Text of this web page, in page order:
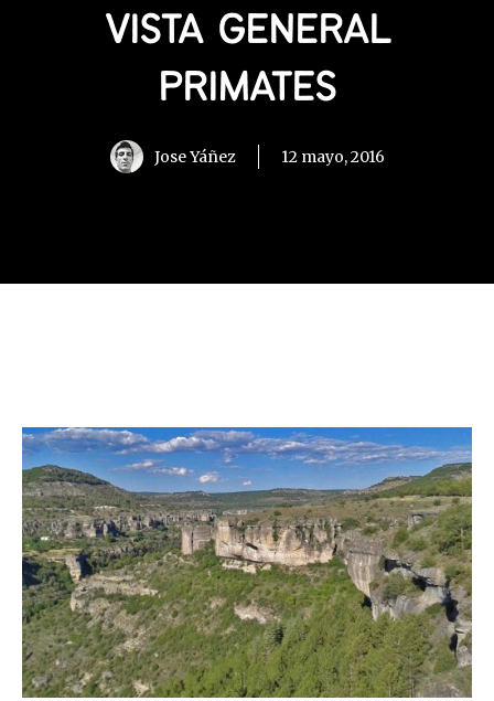
VISTA GENERAL
PRIMATES
Jose Yáñez 12 mayo, 2016